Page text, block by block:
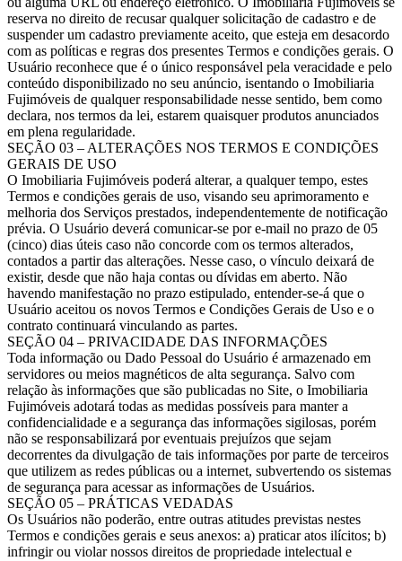
reserva no direito de recusar qualquer solicitação de cadastro e de
suspender um cadastro previamente aceito, que esteja em desacordo
com as políticas e regras dos presentes Termos e condições gerais. O
Usuário reconhece que é o único responsável pela veracidade e pelo
conteúdo disponibilizado no seu anúncio, isentando o Imobiliaria
Fujimóveis de qualquer responsabilidade nesse sentido, bem como
declara, nos termos da lei, estarem quaisquer produtos anunciados
em plena regularidade.
SEÇÃO 03 – ALTERAÇÕES NOS TERMOS E CONDIÇÕES
GERAIS DE USO
O Imobiliaria Fujimóveis poderá alterar, a qualquer tempo, estes
Termos e condições gerais de uso, visando seu aprimoramento e
melhoria dos Serviços prestados, independentemente de notificação
prévia. O Usuário deverá comunicar-se por e-mail no prazo de 05
(cinco) dias úteis caso não concorde com os termos alterados,
contados a partir das alterações. Nesse caso, o vínculo deixará de
existir, desde que não haja contas ou dívidas em aberto. Não
havendo manifestação no prazo estipulado, entender-se-á que o
Usuário aceitou os novos Termos e Condições Gerais de Uso e o
contrato continuará vinculando as partes.
SEÇÃO 04 – PRIVACIDADE DAS INFORMAÇÕES
Toda informação ou Dado Pessoal do Usuário é armazenado em
servidores ou meios magnéticos de alta segurança. Salvo com
relação às informações que são publicadas no Site, o Imobiliaria
Fujimóveis adotará todas as medidas possíveis para manter a
confidencialidade e a segurança das informações sigilosas, porém
não se responsabilizará por eventuais prejuízos que sejam
decorrentes da divulgação de tais informações por parte de terceiros
que utilizem as redes públicas ou a internet, subvertendo os sistemas
de segurança para acessar as informações de Usuários.
SEÇÃO 05 – PRÁTICAS VEDADAS
Os Usuários não poderão, entre outras atitudes previstas nestes
Termos e condições gerais e seus anexos: a) praticar atos ilícitos; b)
infringir ou violar nossos direitos de propriedade intelectual e